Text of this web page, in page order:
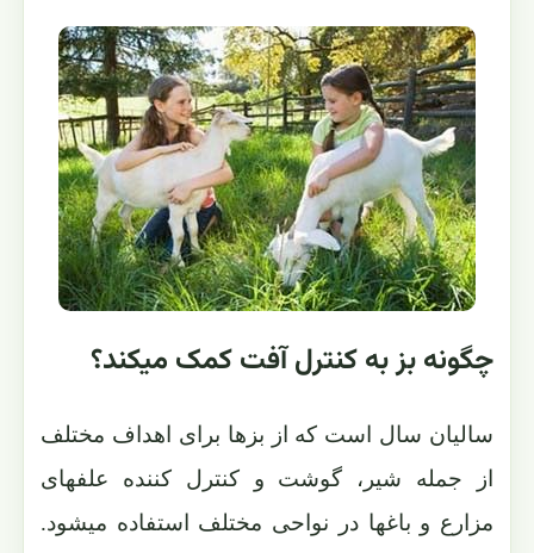
چگونه بز به کنترل آفت کمک میکند؟
سالیان سال است که از بزها برای اهداف مختلف
از جمله شیر، گوشت و کنترل کننده علفهای
مزارع و باغها در نواحی مختلف استفاده میشود.